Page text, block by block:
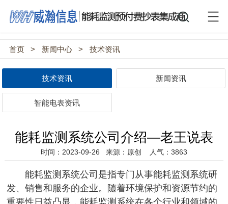
首页 > 新闻中心 > 技术资讯
技术资讯 新闻资讯
智能电表资讯
能耗监测系统公司介绍—老王说表
时间：2023-09-26 来源：原创 人气：3863
能耗监测系统公司是指专门从事能耗监测系统研
发、销售和服务的企业。随着环境保护和资源节约的
重要性日益凸显，能耗监测系统在各个行业和领域的